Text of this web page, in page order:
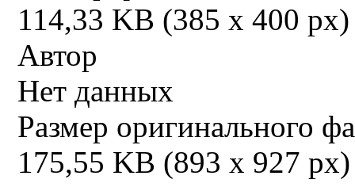
114,33 KB (385 x 400 px)
Автор
Нет данных
Размер оригинального
175,55 KB (893 x 927 px)